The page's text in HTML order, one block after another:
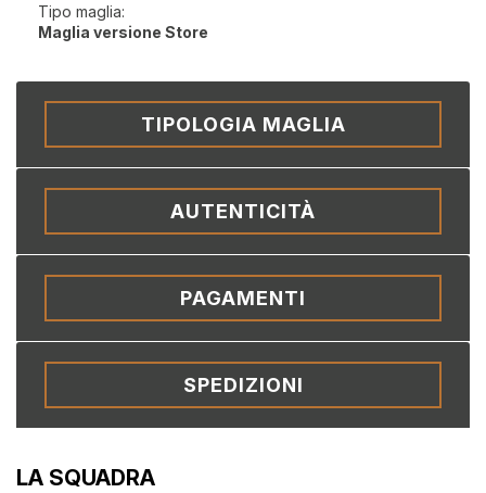
LA SQUADRA
Tipo maglia:
Maglia versione Store
TIPOLOGIA MAGLIA
AUTENTICITÀ
PAGAMENTI
SPEDIZIONI